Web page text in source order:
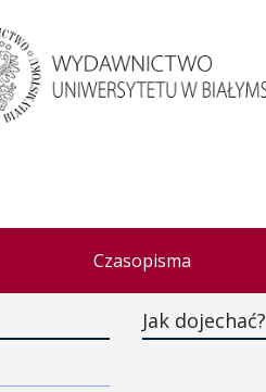
Czasopisma
Jak dojechać?